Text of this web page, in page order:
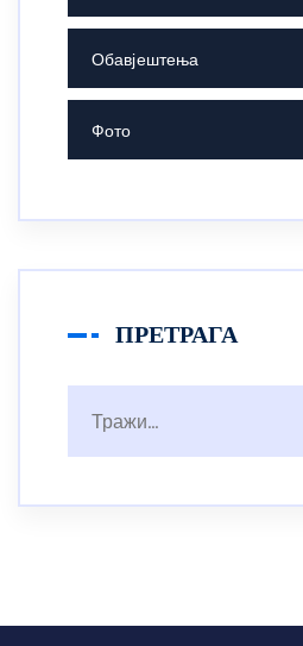
Обавјештења
Фото
ПРЕТРАГА